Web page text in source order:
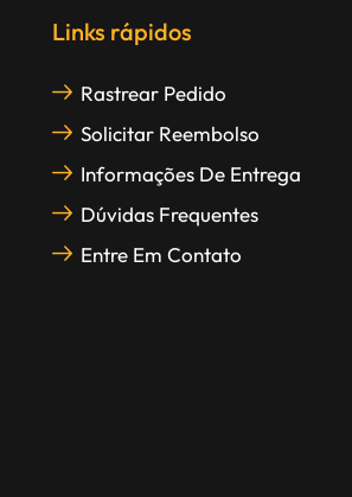
Links rápidos
Rastrear Pedido
Solicitar Reembolso
Informações De Entrega
Dúvidas Frequentes
Entre Em Contato